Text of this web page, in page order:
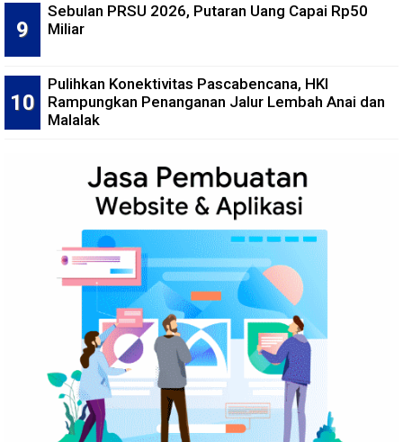
Sebulan PRSU 2026, Putaran Uang Capai Rp50
Miliar
Pulihkan Konektivitas Pascabencana, HKI
Rampungkan Penanganan Jalur Lembah Anai dan
Malalak